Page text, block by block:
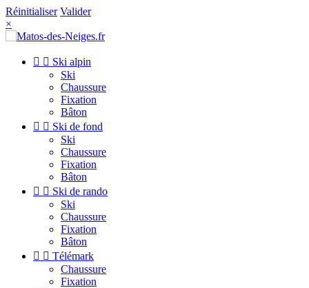
Réinitialiser Valider
×
  Ski alpin
Ski
Chaussure
Fixation
Bâton
  Ski de fond
Ski
Chaussure
Fixation
Bâton
  Ski de rando
Ski
Chaussure
Fixation
Bâton
  Télémark
Chaussure
Fixation